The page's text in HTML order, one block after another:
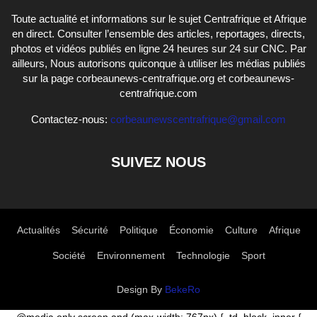
Toute actualité et informations sur le sujet Centrafrique et Afrique
en direct. Consulter l’ensemble des articles, reportages, directs,
photos et vidéos publiés en ligne 24 heures sur 24 sur CNC. Par
ailleurs, Nous autorisons quiconque à utiliser les médias publiés
sur la page corbeaunews-centrafrique.org et corbeaunews-
centrafrique.com
Contactez-nous: corbeaunewscentrafrique@gmail.com
SUIVEZ NOUS
Actualités Sécurité Politique Économie Culture Afrique
Société Environnement Technologie Sport
Design By BekeRo